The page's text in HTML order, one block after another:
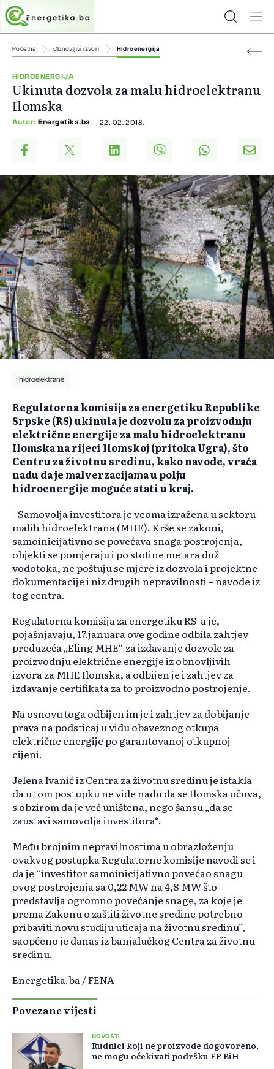
Početna Obnovljivi izvori Hidroenergija
HIDROENERGIJA
Ukinuta dozvola za malu hidroelektranu
Ilomska
Autor: Energetika.ba 22. 02. 2018.
hidroelektrane
Regulatorna komisija za energetiku Republike
Srpske (RS) ukinula je dozvolu za proizvodnju
električne energije za malu hidroelektranu
Ilomska na rijeci Ilomskoj (pritoka Ugra), što
Centru za životnu sredinu, kako navode, vraća
nadu da je malverzacijama u polju
hidroenergije moguće stati u kraj.
- Samovolja investitora je veoma izražena u sektoru
malih hidroelektrana (MHE). Krše se zakoni,
samoinicijativno se povećava snaga postrojenja,
objekti se pomjeraju i po stotine metara duž
vodotoka, ne poštuju se mjere iz dozvola i projektne
dokumentacije i niz drugih nepravilnosti – navode iz
tog centra.
Regulatorna komisija za energetiku RS-a je,
pojašnjavaju, 17.januara ove godine odbila zahtjev
preduzeća „Eling MHE“ za izdavanje dozvole za
proizvodnju električne energije iz obnovljivih
izvora za MHE Ilomska, a odbijen je i zahtjev za
izdavanje certifikata za to proizvodno postrojenje.
Na osnovu toga odbijen im je i zahtjev za dobijanje
prava na podsticaj u vidu obaveznog otkupa
električne energije po garantovanoj otkupnoj
cijeni.
Jelena Ivanić iz Centra za životnu sredinu je istakla
da u tom postupku ne vide nadu da se Ilomska očuva,
s obzirom da je već uništena, nego šansu „da se
zaustavi samovolja investitora“.
Među brojnim nepravilnostima u obrazloženju
ovakvog postupka Regulatorne komisije navodi se i
da je “investitor samoinicijativno povećao snagu
ovog postrojenja sa 0,22 MW na 4,8 MW što
predstavlja ogromno povećanje snage, za koje je
prema Zakonu o zaštiti životne sredine potrebno
pribaviti novu studiju uticaja na životnu sredinu”,
saopćeno je danas iz banjalučkog Centra za životnu
sredinu.
Energetika.ba / FENA
Povezane vijesti
NOVOSTI
Rudnici koji ne proizvode dogovoreno,
ne mogu očekivati podršku EP BiH